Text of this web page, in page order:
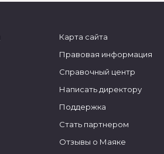
Карта сайта
Правовая информация
Справочный центр
Написать директору
Поддержка
Стать партнером
Отзывы о Маяке